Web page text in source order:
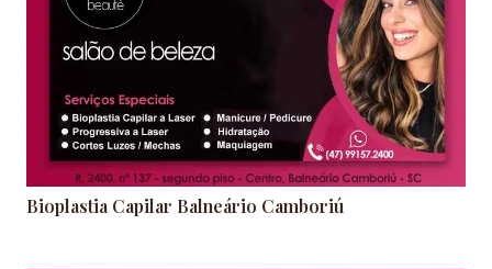
Bioplastia Capilar Balneário Camboriú